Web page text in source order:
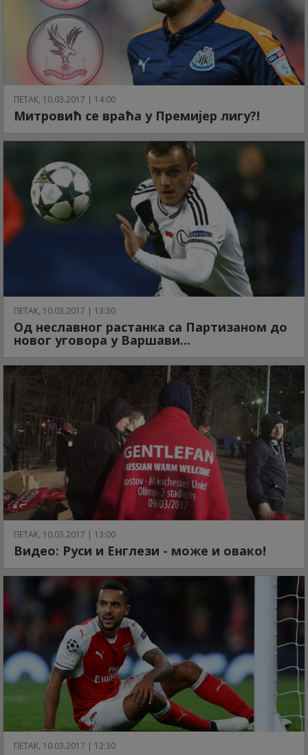
ПЕТАК, 10.03.2017 | 14:00
Митровић се враћа у Премијер лигу?!
ПЕТАК, 10.03.2017 | 13:30
Од неславног растанка са Партизаном до
новог уговора у Варшави...
ПЕТАК, 10.03.2017 | 13:00
Видео: Руси и Енглези - може и овако!
ПЕТАК, 10.03.2017 | 12:30